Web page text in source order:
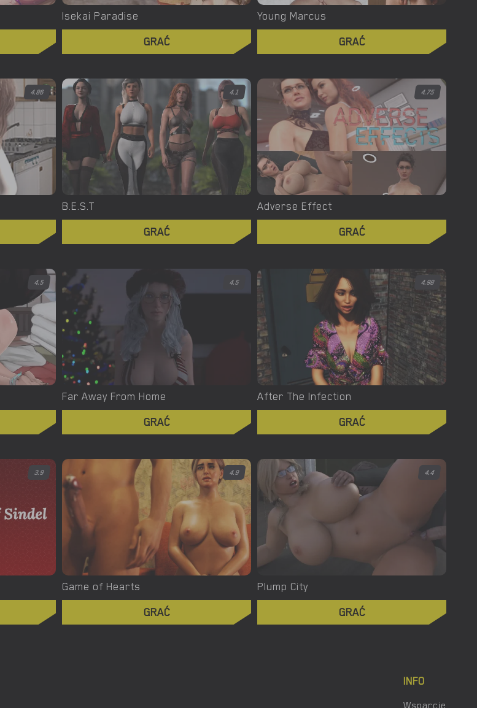
Isekai Paradise
GRAĆ
Young Marcus
GRAĆ
4.86 4.1
B.E.S.T
GRAĆ
4.75
Adverse Effect
GRAĆ
4.5 4.5
Far Away From Home
GRAĆ
4.98
After The Infection
GRAĆ
3.9 4.9
Game of Hearts
GRAĆ
4.4
Plump City
GRAĆ
INFO
Wsparcie